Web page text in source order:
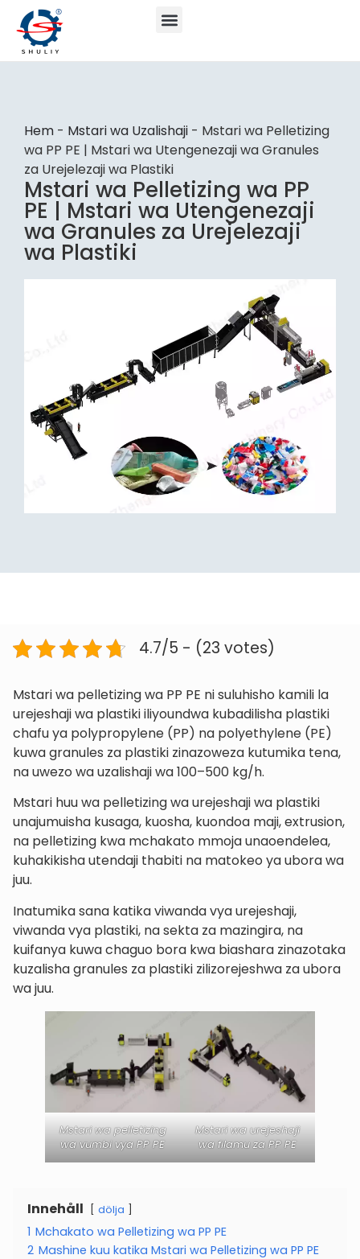
Hem - Mstari wa Uzalishaji - Mstari wa Pelletizing
wa PP PE | Mstari wa Utengenezaji wa Granules
za Urejelezaji wa Plastiki
Mstari wa Pelletizing wa PP
PE | Mstari wa Utengenezaji
wa Granules za Urejelezaji
wa Plastiki
4.7/5 - (23 votes)
Mstari wa pelletizing wa PP PE ni suluhisho kamili la
urejeshaji wa plastiki iliyoundwa kubadilisha plastiki
chafu ya polypropylene (PP) na polyethylene (PE)
kuwa granules za plastiki zinazoweza kutumika tena,
na uwezo wa uzalishaji wa 100–500 kg/h.
Mstari huu wa pelletizing wa urejeshaji wa plastiki
unajumuisha kusaga, kuosha, kuondoa maji, extrusion,
na pelletizing kwa mchakato mmoja unaoendelea,
kuhakikisha utendaji thabiti na matokeo ya ubora wa
juu.
Inatumika sana katika viwanda vya urejeshaji,
viwanda vya plastiki, na sekta za mazingira, na
kuifanya kuwa chaguo bora kwa biashara zinazotaka
kuzalisha granules za plastiki zilizorejeshwa za ubora
wa juu.
Mstari wa pelletizing
wa vumbi vya PP PE
Mstari wa urejeshaji
wa filamu za PP PE
Innehåll dölja
1 Mchakato wa Pelletizing wa PP PE
2 Mashine kuu katika Mstari wa Pelletizing wa PP PE